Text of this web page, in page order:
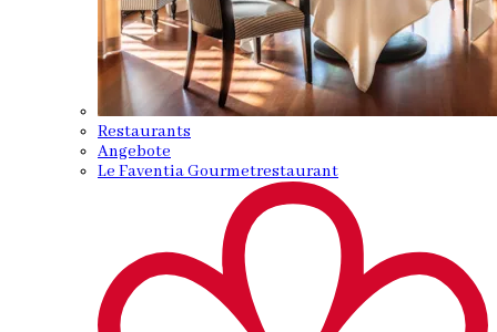
Restaurants
Angebote
Le Faventia Gourmetrestaurant